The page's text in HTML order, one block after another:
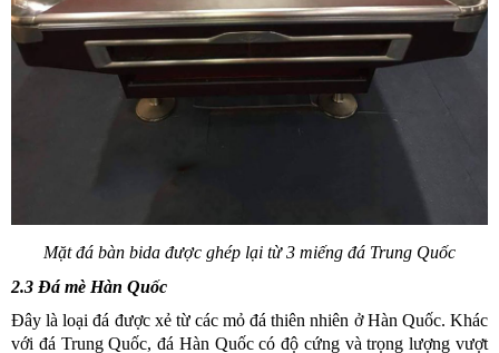
Mặt đá bàn bida được ghép lại từ 3 miếng đá Trung Quốc
2.3 Đá mè Hàn Quốc
Đây là loại đá được xẻ từ các mỏ đá thiên nhiên ở Hàn Quốc. Khác
với đá Trung Quốc, đá Hàn Quốc có độ cứng và trọng lượng vượt